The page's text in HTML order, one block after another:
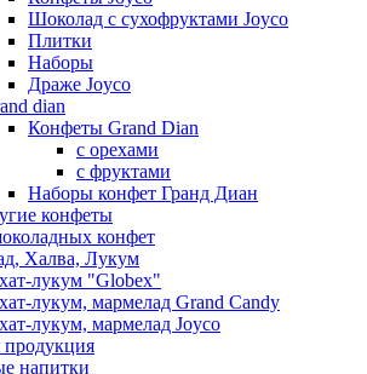
Шоколад с сухофруктами Joyco
Плитки
Наборы
Драже Joyco
dian
Конфеты Grand Dian
с орехами
с фруктами
Наборы конфет Гранд Диан
конфеты
конфет
Халва, Лукум
лукум "Globex"
лукум, мармелад Grand Candy
лукум, мармелад Joyco
продукция
напитки